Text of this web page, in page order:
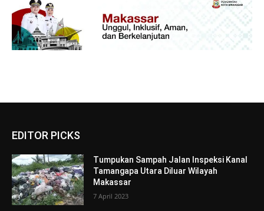
EDITOR PICKS
Tumpukan Sampah Jalan Inspeksi Kanal
Tamangapa Utara Diluar Wilayah
Makassar
7 April 2023